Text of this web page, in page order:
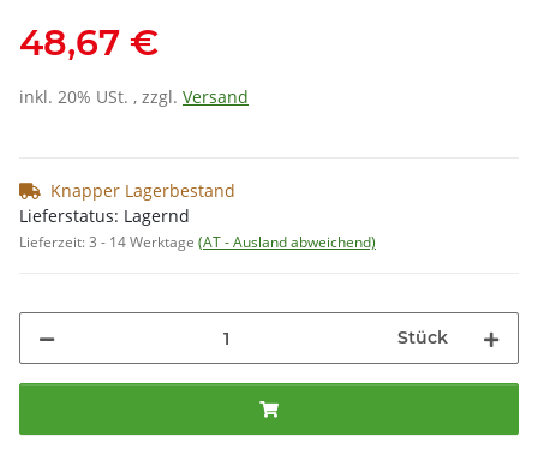
48,67 €
inkl. 20% USt. , zzgl. Versand
Knapper Lagerbestand
Lieferstatus: Lagernd
Lieferzeit:3 - 14 Werktage (AT - Ausland abweichend)
Stück